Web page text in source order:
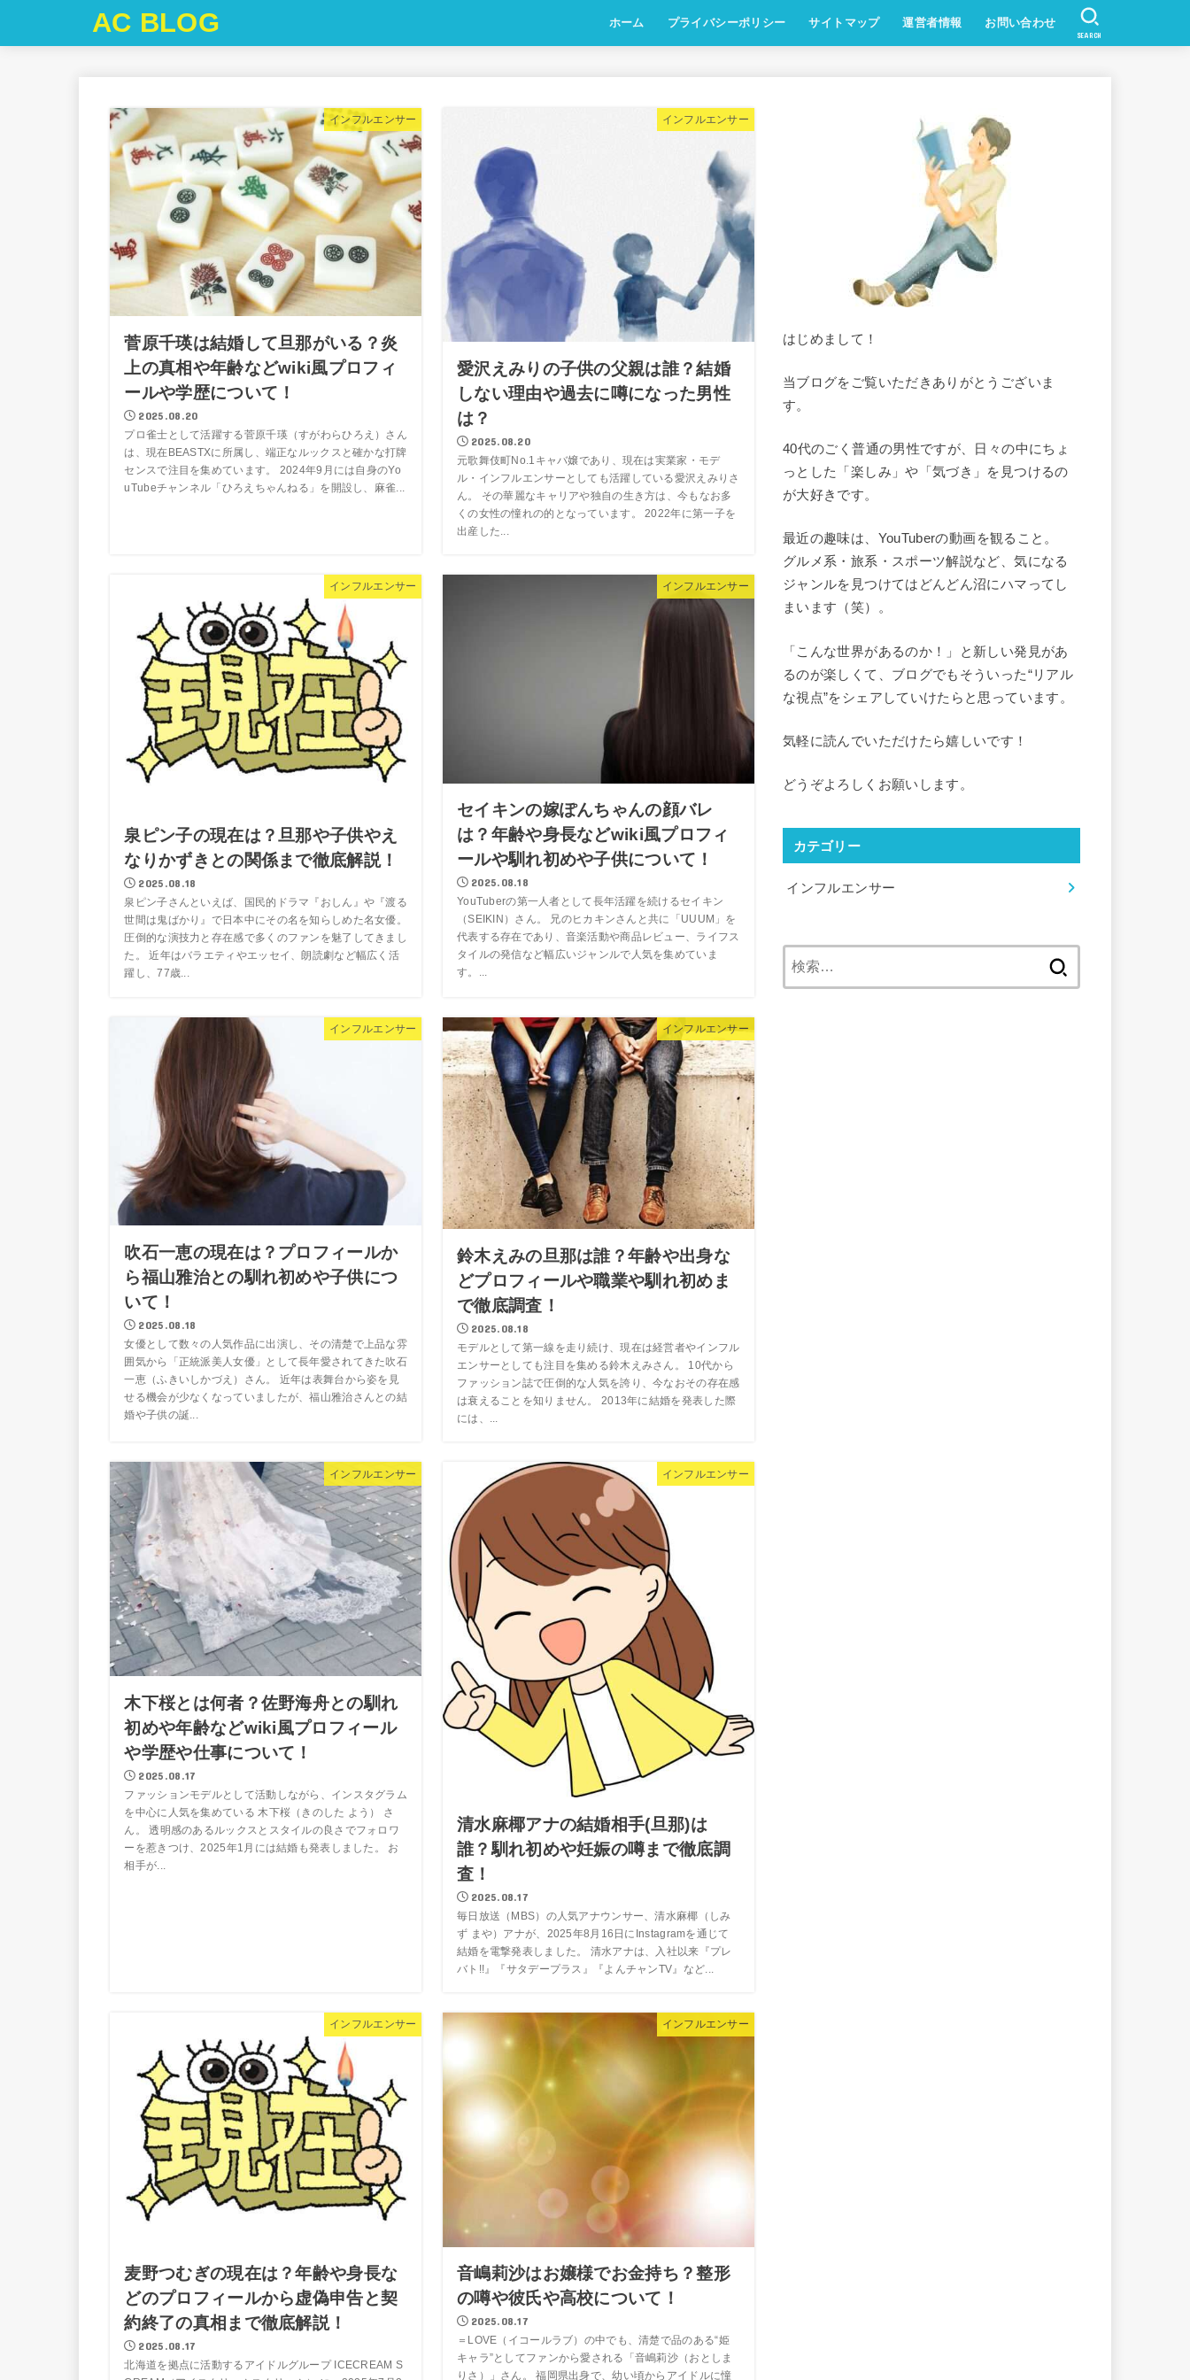
AC BLOG ホーム プライバシーポリシー サイトマップ 運営者情報 お問い合わせ
SEARCH
インフルエンサー
菅原千瑛は結婚して旦那がいる？炎
上の真相や年齢などwiki風プロフィ
ールや学歴について！
2025.08.20
プロ雀士として活躍する菅原千瑛（すがわらひろえ）さん
は、現在BEASTXに所属し、端正なルックスと確かな打牌
センスで注目を集めています。 2024年9月には自身のYo
uTubeチャンネル「ひろえちゃんねる」を開設し、麻雀...
インフルエンサー
愛沢えみりの子供の父親は誰？結婚
しない理由や過去に噂になった男性
は？
2025.08.20
元歌舞伎町No.1キャバ嬢であり、現在は実業家・モデ
ル・インフルエンサーとしても活躍している愛沢えみりさ
ん。 その華麗なキャリアや独自の生き方は、今もなお多
くの女性の憧れの的となっています。 2022年に第一子を
出産した...
インフルエンサー
泉ピン子の現在は？旦那や子供やえ
なりかずきとの関係まで徹底解説！
2025.08.18
泉ピン子さんといえば、国民的ドラマ『おしん』や『渡る
世間は鬼ばかり』で日本中にその名を知らしめた名女優。
圧倒的な演技力と存在感で多くのファンを魅了してきまし
た。 近年はバラエティやエッセイ、朗読劇など幅広く活
躍し、77歳...
インフルエンサー
セイキンの嫁ぽんちゃんの顔バレ
は？年齢や身長などwiki風プロフィ
ールや馴れ初めや子供について！
2025.08.18
YouTuberの第一人者として長年活躍を続けるセイキン
（SEIKIN）さん。 兄のヒカキンさんと共に「UUUM」を
代表する存在であり、音楽活動や商品レビュー、ライフス
タイルの発信など幅広いジャンルで人気を集めていま
す。...
インフルエンサー
吹石一恵の現在は？プロフィールか
ら福山雅治との馴れ初めや子供につ
いて！
2025.08.18
女優として数々の人気作品に出演し、その清楚で上品な雰
囲気から「正統派美人女優」として長年愛されてきた吹石
一恵（ふきいしかづえ）さん。 近年は表舞台から姿を見
せる機会が少なくなっていましたが、福山雅治さんとの結
婚や子供の誕...
インフルエンサー
鈴木えみの旦那は誰？年齢や出身な
どプロフィールや職業や馴れ初めま
で徹底調査！
2025.08.18
モデルとして第一線を走り続け、現在は経営者やインフル
エンサーとしても注目を集める鈴木えみさん。 10代から
ファッション誌で圧倒的な人気を誇り、今なおその存在感
は衰えることを知りません。 2013年に結婚を発表した際
には、...
インフルエンサー
木下桜とは何者？佐野海舟との馴れ
初めや年齢などwiki風プロフィール
や学歴や仕事について！
2025.08.17
ファッションモデルとして活動しながら、インスタグラム
を中心に人気を集めている 木下桜（きのした よう） さ
ん。 透明感のあるルックスとスタイルの良さでフォロワ
ーを惹きつけ、2025年1月には結婚も発表しました。 お
相手が...
インフルエンサー
清水麻椰アナの結婚相手(旦那)は
誰？馴れ初めや妊娠の噂まで徹底調
査！
2025.08.17
毎日放送（MBS）の人気アナウンサー、清水麻椰（しみ
ず まや）アナが、2025年8月16日にInstagramを通じて
結婚を電撃発表しました。 清水アナは、入社以来『プレ
バト!!』『サタデープラス』『よんチャンTV』など...
インフルエンサー
麦野つむぎの現在は？年齢や身長な
どのプロフィールから虚偽申告と契
約終了の真相まで徹底解説！
2025.08.17
北海道を拠点に活動するアイドルグループ ICECREAM S
インフルエンサー
音嶋莉沙はお嬢様でお金持ち？整形
の噂や彼氏や高校について！
2025.08.17
＝LOVE（イコールラブ）の中でも、清楚で品のある“姫
キャラ”としてファンから愛される「音嶋莉沙（おとしま
りさ）」さん。 福岡県出身で、幼い頃からアイドルに憧
はじめまして！
当ブログをご覧いただきありがとうございま
す。
40代のごく普通の男性ですが、日々の中にちょ
っとした「楽しみ」や「気づき」を見つけるの
が大好きです。
最近の趣味は、YouTuberの動画を観ること。
グルメ系・旅系・スポーツ解説など、気になる
ジャンルを見つけてはどんどん沼にハマってし
まいます（笑）。
「こんな世界があるのか！」と新しい発見があ
るのが楽しくて、ブログでもそういった“リアル
な視点”をシェアしていけたらと思っています。
気軽に読んでいただけたら嬉しいです！
どうぞよろしくお願いします。
カテゴリー
インフルエンサー